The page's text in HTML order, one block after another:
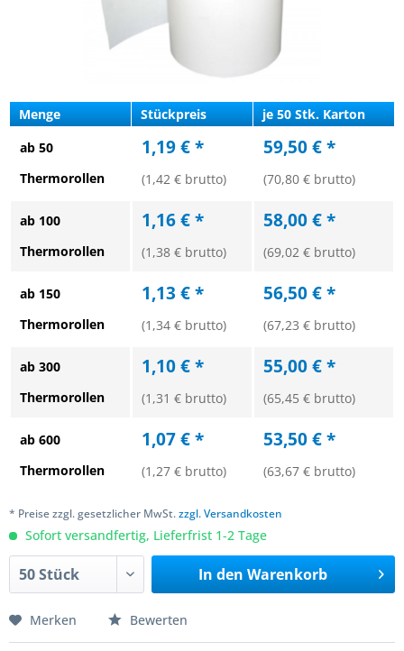
Menge Stückpreis
je 50 Stk. Karton
ab 50
Thermorollen
1,19 € *
(1,42 € brutto)
59,50 € *
(70,80 € brutto)
ab 100
Thermorollen
1,16 € *
(1,38 € brutto)
58,00 € *
(69,02 € brutto)
ab 150
Thermorollen
1,13 € *
(1,34 € brutto)
56,50 € *
(67,23 € brutto)
ab 300
Thermorollen
1,10 € *
(1,31 € brutto)
55,00 € *
(65,45 € brutto)
ab 600
Thermorollen
1,07 € *
(1,27 € brutto)
53,50 € *
(63,67 € brutto)
* Preise zzgl. gesetzlicher MwSt.zzgl. Versandkosten
Sofort versandfertig, Lieferfrist 1-2 Tage
In den Warenkorb
Merken Bewerten